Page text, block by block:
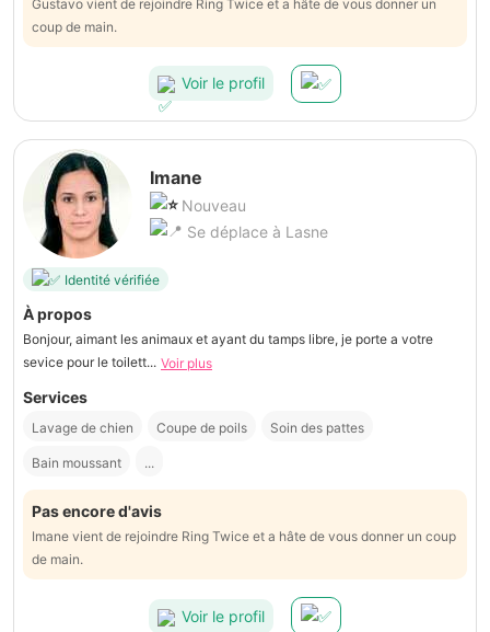
Gustavo vient de rejoindre Ring Twice et a hâte de vous donner un
coup de main.
Voir le profil
Imane
Nouveau
Se déplace à Lasne
Identité vérifiée
À propos
Bonjour, aimant les animaux et ayant du tamps libre, je porte a votre
sevice pour le toilett... Voir plus
Services
Lavage de chien Coupe de poils Soin des pattes
Bain moussant ...
Pas encore d'avis
Imane vient de rejoindre Ring Twice et a hâte de vous donner un coup
de main.
Voir le profil